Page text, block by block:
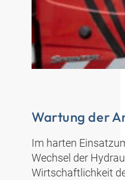
Wartung der
Im harten
Wechsel der
Wirtschaftlichkeit